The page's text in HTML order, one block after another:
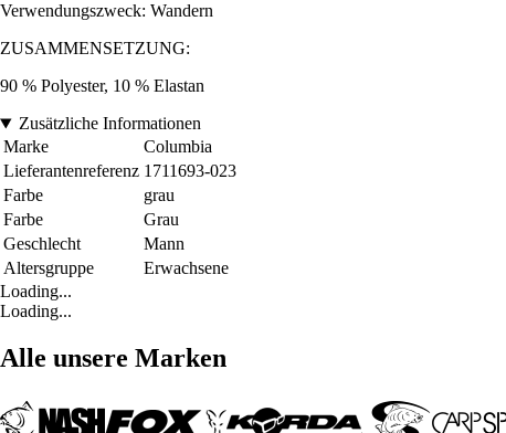
Verwendungszweck: Wandern
ZUSAMMENSETZUNG:
90 % Polyester, 10 % Elastan
Zusätzliche Informationen
Marke
Columbia
Lieferantenreferenz 1711693-023
Farbe
grau
Farbe
Grau
Geschlecht
Mann
Altersgruppe
Erwachsene
Loading...
Loading...
Alle unsere Marken